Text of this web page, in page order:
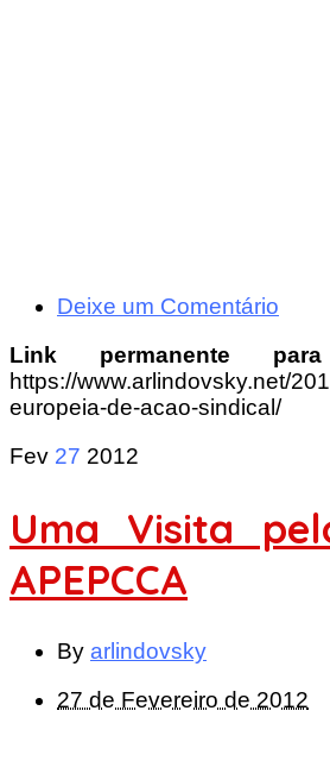
Deixe um Comentário
Link permanente
https://www.arlindovsky.net/
europeia-de-acao-sindical/
Fev 27 2012
Uma Visita
APEPCCA
By arlindovsky
27 de Fevereiro de 2012